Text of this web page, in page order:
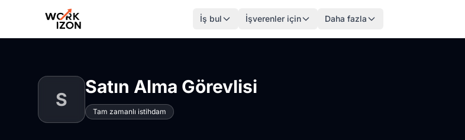
İş bul İşverenler için Daha fazla
S
Satın Alma Görevlisi
Tam zamanlı istihdam